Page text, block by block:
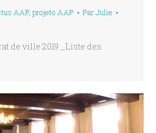
AAP, projets AAP ParJulie
de ville 2019 _Liste des